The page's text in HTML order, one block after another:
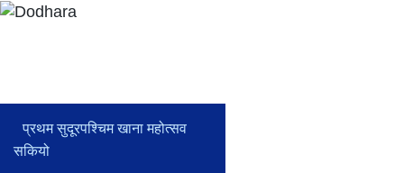
प्रथम सुदूरपश्चिम खाना महोत्सव
सकियो